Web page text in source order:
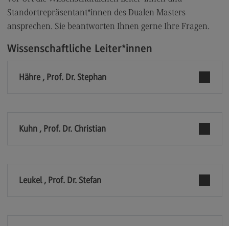
Elektrotechnik und Informationstechnik
(External link)
Rahmenbedingungen
Entrepreneurship
Standortrepräsentant*innen des Dualen Masters
ansprechen. Sie beantworten Ihnen gerne Ihre Fragen.
Wissenschaftliche Leiter*innen
Hähre , Prof. Dr. Stephan
Kuhn , Prof. Dr. Christian
Leukel , Prof. Dr. Stefan